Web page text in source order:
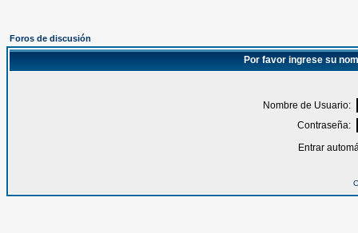
Foros de discusión
Por favor ingrese su
Nombre de Usuario:
Contraseña:
Entrar